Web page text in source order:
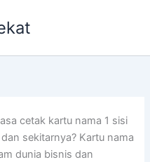
cetak kartu nama 1 sisi
sekitarnya? Kartu nama
dunia bisnis dan